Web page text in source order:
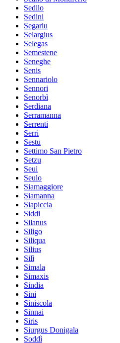
Sedilo
Sedini
Segariu
Selargius
Selegas
Semestene
Seneghe
Senis
Sennariolo
Sennori
Senorbì
Serdiana
Serramanna
Serrenti
Serri
Sestu
Settimo San Pietro
Setzu
Seui
Seulo
Siamaggiore
Siamanna
Siapiccia
Siddi
Silanus
Siligo
Siliqua
Silius
Silì
Simala
Simaxis
Sindia
Sini
Siniscola
Sinnai
Siris
Siurgus Donigala
Soddì